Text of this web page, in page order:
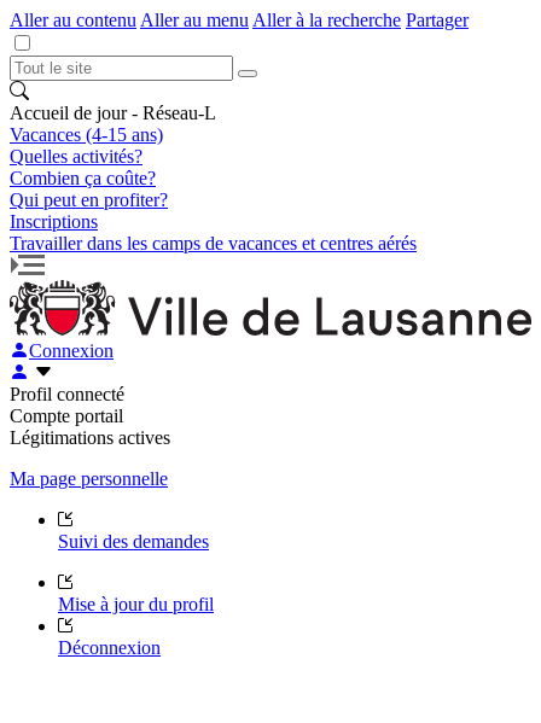
Aller au contenu Aller au menu Aller à la recherche Partager
Accueil de jour - Réseau-L
Vacances (4-15 ans)
Quelles activités?
Combien ça coûte?
Qui peut en profiter?
Inscriptions
Travailler dans les camps de vacances et centres aérés
Connexion
Profil connecté
Compte portail
Légitimations actives
Ma page personnelle
Suivi des demandes
Mise à jour du profil
Déconnexion